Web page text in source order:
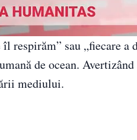
respirăm” sau „fiecare a
de ocean.
mediului.